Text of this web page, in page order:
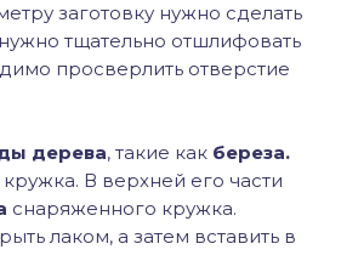
заготовку нужно сделать
тщательно отшлифовать
просверлить отверстие
дерева, такие как береза.
В верхней его части
снаряженного кружка.
лаком, а затем вставить в